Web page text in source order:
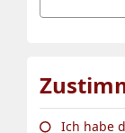
Ich habe